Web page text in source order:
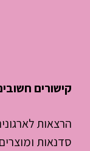
קישורים
הרצאות
סדנאות ומוצרים